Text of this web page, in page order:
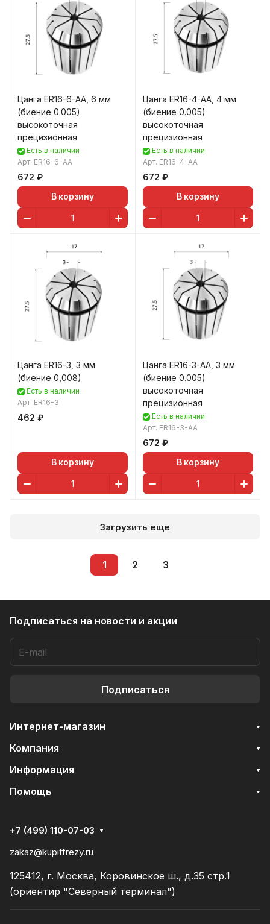
Цанга ER16-6-AA, 6 мм
(биение 0.005)
высокоточная
прецизионная
Есть в наличии
Арт. ER16-6-AA
672 ₽
В корзину
Цанга ER16-4-AA, 4 мм
(биение 0.005)
высокоточная
прецизионная
Есть в наличии
Арт. ER16-4-AA
672 ₽
В корзину
Цанга ER16-3, 3 мм
(биение 0,008)
Есть в наличии
Арт. ER16-3
462 ₽
В корзину
Цанга ER16-3-AA, 3 мм
(биение 0.005)
высокоточная
прецизионная
Есть в наличии
Арт. ER16-3-AA
672 ₽
В корзину
Загрузить еще
1 2 3
Подписаться на новости и акции
Подписаться
Интернет-магазин
Компания
Информация
Помощь
+7 (499) 110-07-03
zakaz@kupitfrezy.ru
125412, г. Москва, Коровинское ш., д.35 стр.1
(ориентир "Северный терминал")